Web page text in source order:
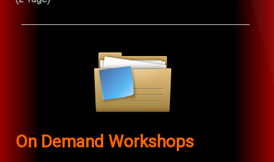
On Demand Workshops